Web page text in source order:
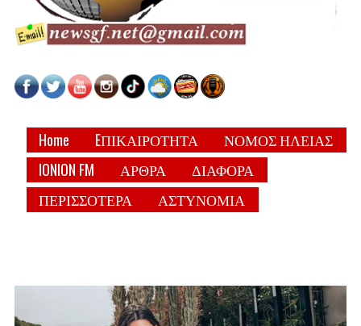
Home EΠΙΚΑΙΡΟΤΗΤΑ
ΝΟΜΟΣ ΗΛΕΙΑΣ
IONION FM
ΑΡΘΡΑ
ΔΙΑΦΟΡΑ
ΠΕΡΙΣΣΟΤΕΡΑ
ΑΣΤΥΝΟΜΙΑ